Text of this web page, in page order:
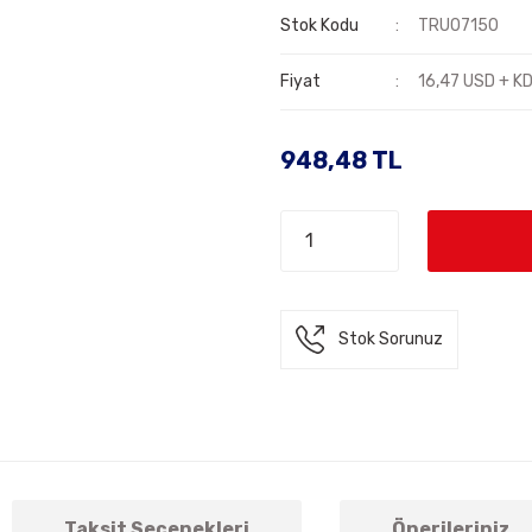
Stok Kodu TRU07150
Fiyat 16,47 USD +
948,48 TL
Stok Sorunuz